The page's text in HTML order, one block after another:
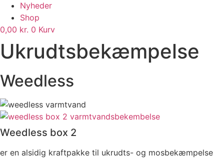
Nyheder
Shop
0,00 kr. 0 Kurv
Ukrudtsbekæmpelse
Weedless
Weedless box 2
er en alsidig kraftpakke til ukrudts- og mosbekæmpelse